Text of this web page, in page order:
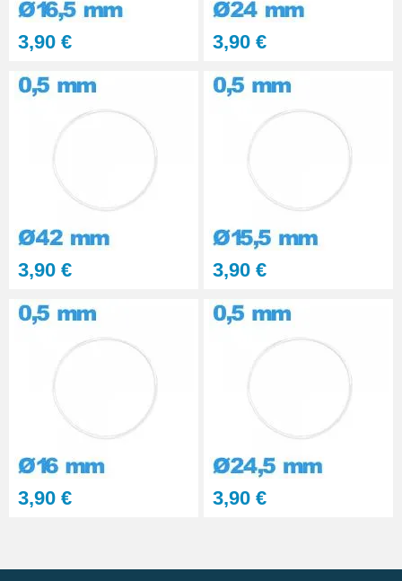
3,90 € 3,90 €
3,90 € 3,90 €
3,90 € 3,90 €